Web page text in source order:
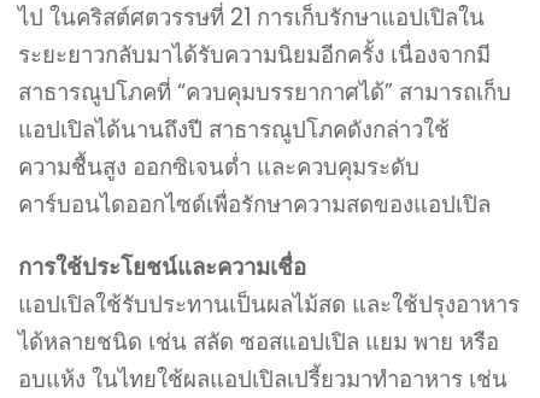
ไป ในคริสต์ศตวรรษที่ 21 การเก็บรักษาแอปเปิลใน
ระยะยาวกลับมาได้รับความนิยมอีกครั้ง เนื่องจากมี
สาธารณูปโภคที่ “ควบคุมบรรยากาศได้” สามารถเก็บ
แอปเปิลได้นานถึงปี สาธารณูปโภคดังกล่าวใช้
ความชื้นสูง ออกซิเจนต่ำ และควบคุมระดับ
คาร์บอนไดออกไซด์เพื่อรักษาความสดของแอปเปิล
การใช้ประโยชน์และความเชื่อ
แอปเปิลใช้รับประทานเป็นผลไม้สด และใช้ปรุงอาหาร
ได้หลายชนิด เช่น สลัด ซอสแอปเปิล แยม พาย หรือ
อบแห้ง ในไทยใช้ผลแอปเปิลเปรี้ยวมาทำอาหาร เช่น